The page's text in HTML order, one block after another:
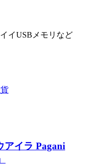
イUSBメモリなど
アイラ Pagani